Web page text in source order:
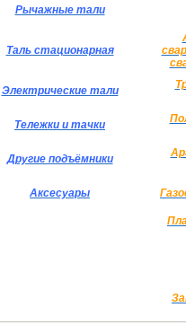
Рычажные тали
Таль стационарная
Электрические тали
Тележки и тачки
Другие подъёмники
Аксесуары